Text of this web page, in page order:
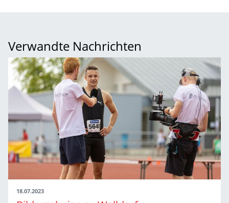
Verwandte Nachrichten
18.07.2023